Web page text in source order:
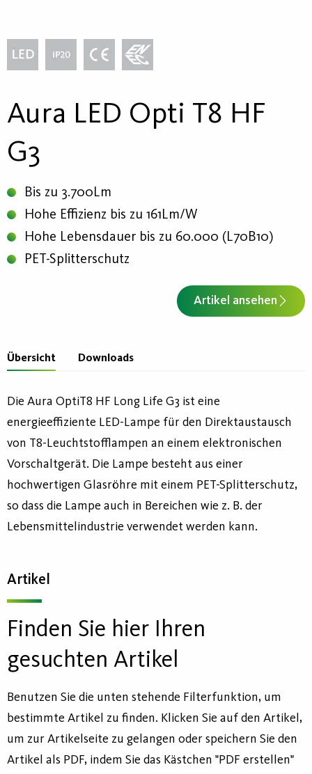
Aura LED Opti T8 HF
G3
Bis zu 3.700Lm
Hohe Effizienz bis zu 161Lm/W
Hohe Lebensdauer bis zu 60.000 (L70B10)
PET-Splitterschutz
Artikel ansehen
Übersicht Downloads
Die Aura OptiT8 HF Long Life G3 ist eine
energieeffiziente LED-Lampe für den Direktaustausch
von T8-Leuchtstofflampen an einem elektronischen
Vorschaltgerät. Die Lampe besteht aus einer
hochwertigen Glasröhre mit einem PET-Splitterschutz,
so dass die Lampe auch in Bereichen wie z. B. der
Lebensmittelindustrie verwendet werden kann.
Artikel
Finden Sie hier Ihren
gesuchten Artikel
Benutzen Sie die unten stehende Filterfunktion, um
bestimmte Artikel zu finden. Klicken Sie auf den Artikel,
um zur Artikelseite zu gelangen oder speichern Sie den
Artikel als PDF, indem Sie das Kästchen "PDF erstellen"